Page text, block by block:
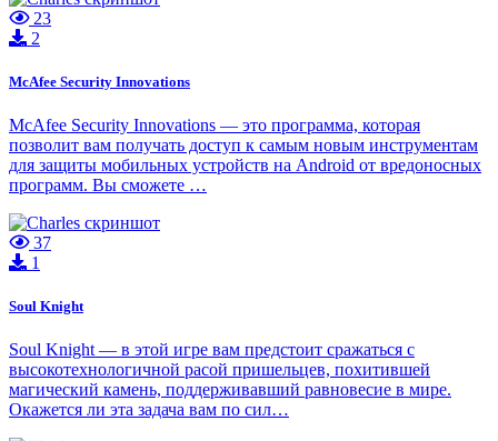
23
2
McAfee Security Innovations
McAfee Security Innovations — это программа, которая
позволит вам получать доступ к самым новым инструментам
для защиты мобильных устройств на Android от вредоносных
программ. Вы сможете …
37
1
Soul Knight
Soul Knight — в этой игре вам предстоит сражаться с
высокотехнологичной расой пришельцев, похитившей
магический камень, поддерживавший равновесие в мире.
Окажется ли эта задача вам по сил…